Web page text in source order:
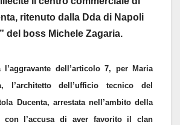
ritenuto dalla Dda di Napoli
del boss Michele Zagaria.
l’aggravante dell’articolo 7, per Maria
l’architetto dell’ufficio tecnico del
Ducenta, arrestata nell’ambito della
con l’accusa di aver favorito il clan